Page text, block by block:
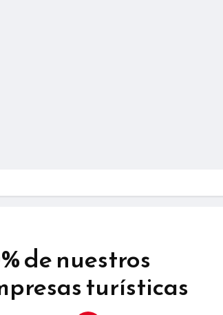
de nuestros
turísticas